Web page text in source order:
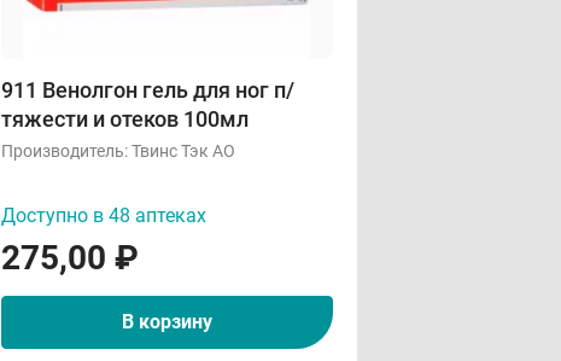
911 Венолгон гель для ног п/
тяжести и отеков 100мл
Производитель:Твинс Тэк АО
Доступно в 48 аптеках
275,00 ₽
В корзину